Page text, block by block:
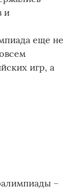
и
еще не
игр, а
–